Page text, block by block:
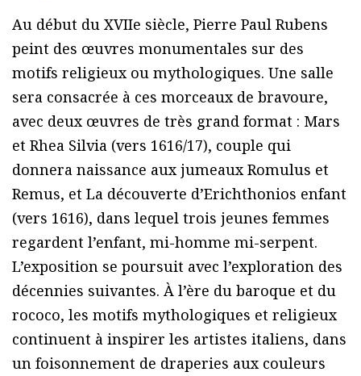
Au début du XVIIe siècle, Pierre Paul Rubens
peint des œuvres monumentales sur des
motifs religieux ou mythologiques. Une salle
sera consacrée à ces morceaux de bravoure,
avec deux œuvres de très grand format : Mars
et Rhea Silvia (vers 1616/17), couple qui
donnera naissance aux jumeaux Romulus et
Remus, et La découverte d’Erichthonios enfant
(vers 1616), dans lequel trois jeunes femmes
regardent l’enfant, mi-homme mi-serpent.
L’exposition se poursuit avec l’exploration des
décennies suivantes. À l’ère du baroque et du
rococo, les motifs mythologiques et religieux
continuent à inspirer les artistes italiens, dans
un foisonnement de draperies aux couleurs